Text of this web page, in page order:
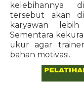
kelebihannya
tersebut akan
karyawan
Sementara
ukur agar
bahan motivasi.